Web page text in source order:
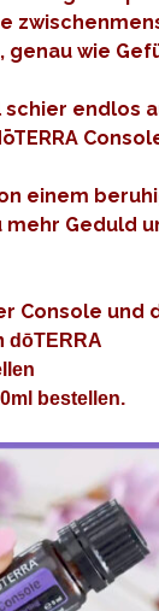
genau wie
endlos
einem
Geduld
Console und
dōTERRA
bestellen.